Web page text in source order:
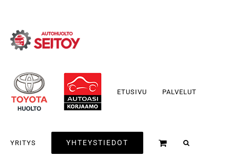
content
ETUSIVU PALVELUT
YRITYS YHTEYSTIEDOT